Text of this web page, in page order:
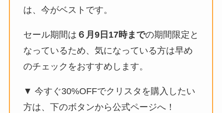
は、今がベストです。
セール期間は ６月9日17時までの期間限定と
なっているため、気になっている方は早め
のチェックをおすすめします。
▼ 今すぐ30%OFFでクリスタを購入したい
方は、下のボタンから公式ページへ！